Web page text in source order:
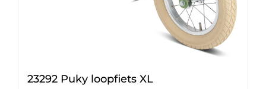
23292 Puky loopfiets XL